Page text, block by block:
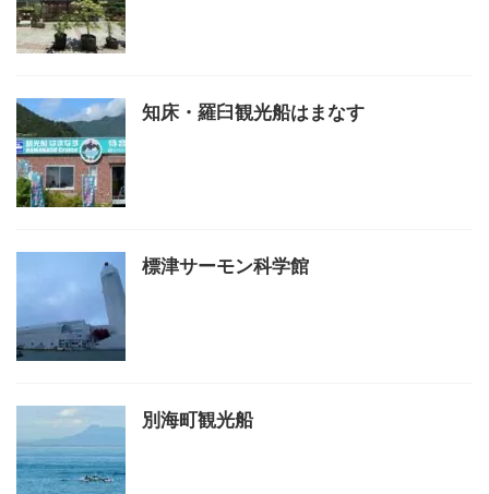
知床・羅臼観光船はまなす
標津サーモン科学館
別海町観光船